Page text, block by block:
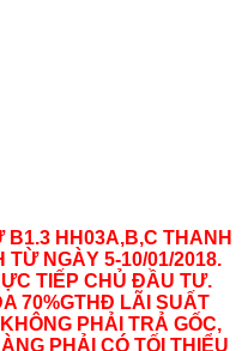
B1.3 HH03A,B,C THANH
TỪ NGÀY 5-10/01/2018.
TIẾP CHỦ ĐẦU TƯ.
70%GTHĐ LÃI SUẤT
PHẢI TRẢ GỐC,
PHẢI CÓ TỐI THIỂU